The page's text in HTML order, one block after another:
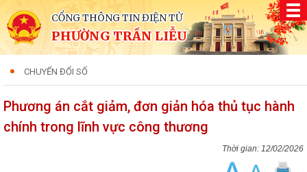
CỔNG THÔNG TIN ĐIỆN TỬ
PHƯỜNG TRẦN LIỄU
CHUYỂN ĐỔI SỐ
Phương án cắt giảm, đơn giản hóa thủ tục hành
chính trong lĩnh vực công thương
12/02/2026